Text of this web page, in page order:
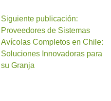
Siguiente publicación:
Proveedores de Sistemas
Avícolas Completos en Chile:
Soluciones Innovadoras para
su Granja